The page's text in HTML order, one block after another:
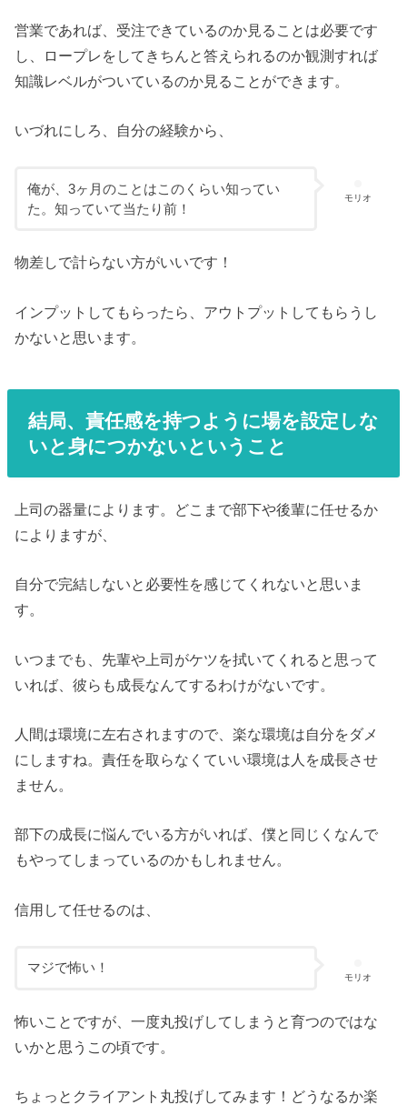
営業であれば、受注できているのか見ることは必要です
し、ロープレをしてきちんと答えられるのか観測すれば
知識レベルがついているのか見ることができます。
いづれにしろ、自分の経験から、
モリオ
俺が、3ヶ月のことはこのくらい知ってい
た。知っていて当たり前！
物差しで計らない方がいいです！
インプットしてもらったら、アウトプットしてもらうし
かないと思います。
結局、責任感を持つように場を設定しな
いと身につかないということ
上司の器量によります。どこまで部下や後輩に任せるか
によりますが、
自分で完結しないと必要性を感じてくれないと思いま
す。
いつまでも、先輩や上司がケツを拭いてくれると思って
いれば、彼らも成長なんてするわけがないです。
人間は環境に左右されますので、楽な環境は自分をダメ
にしますね。責任を取らなくていい環境は人を成長させ
ません。
部下の成長に悩んでいる方がいれば、僕と同じくなんで
もやってしまっているのかもしれません。
信用して任せるのは、
モリオ
マジで怖い！
怖いことですが、一度丸投げしてしまうと育つのではな
いかと思うこの頃です。
ちょっとクライアント丸投げしてみます！どうなるか楽